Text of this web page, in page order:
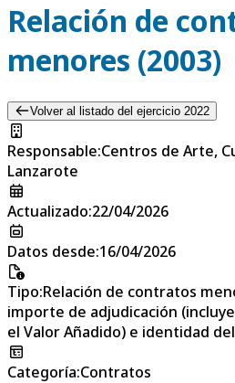
Relación de
menores (2003)
Volver al listado del ejercicio 2022
Responsable:Centros de Arte,
Lanzarote
Actualizado:22/04/2026
Datos desde:16/04/2026
Tipo:Relación de contratos
importe de adjudicación
el Valor Añadido) e identidad
Categoría:Contratos